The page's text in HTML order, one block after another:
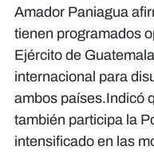
Amador Paniagua
tienen programados
Ejército de
internacional para
ambos países.Indicó
también participa la
intensificado en las